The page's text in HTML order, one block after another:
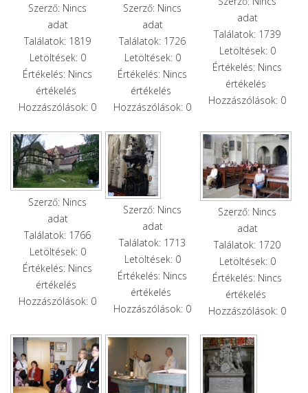
Szerző: Nincs
adat
Találatok: 1819
Letöltések: 0
Értékelés: Nincs
értékelés
Hozzászólások: 0
Szerző: Nincs
adat
Találatok: 1726
Letöltések: 0
Értékelés: Nincs
értékelés
Hozzászólások: 0
adat
Találatok: 1739
Letöltések: 0
Értékelés: Nincs
értékelés
Hozzászólások: 0
Szerző: Nincs
adat
Találatok: 1766
Letöltések: 0
Értékelés: Nincs
értékelés
Hozzászólások: 0
Szerző: Nincs
adat
Találatok: 1713
Letöltések: 0
Értékelés: Nincs
értékelés
Hozzászólások: 0
Szerző: Nincs
adat
Találatok: 1720
Letöltések: 0
Értékelés: Nincs
értékelés
Hozzászólások: 0